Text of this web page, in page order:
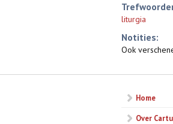
liturgia
Notities:
Ook
Home
Over